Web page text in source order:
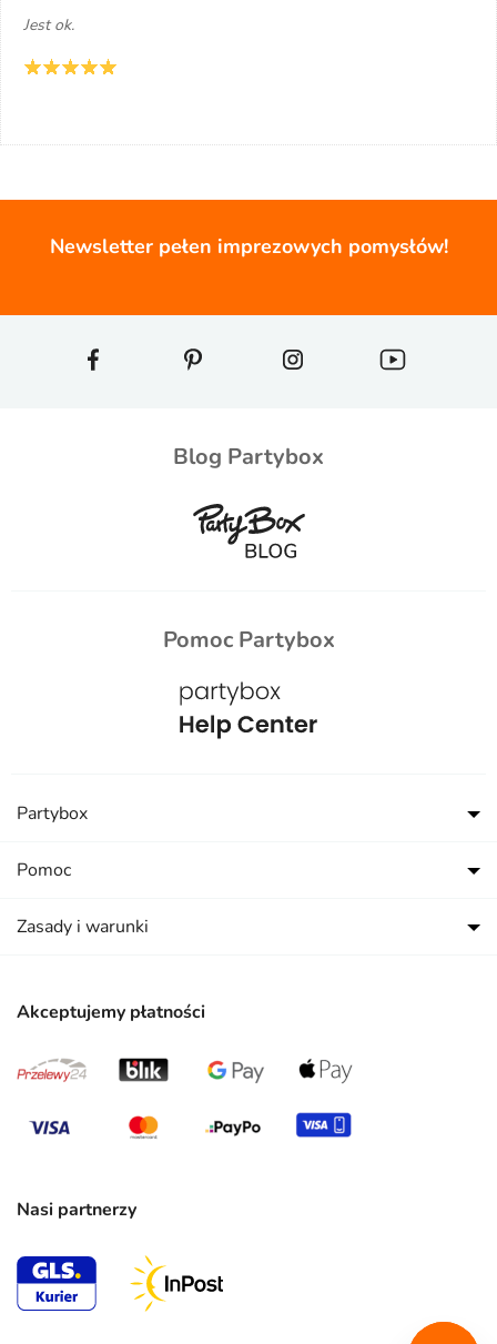
Jest ok.
Newsletter pełen imprezowych pomysłów!
Blog Partybox
Pomoc Partybox
Akceptujemy płatności
Nasi partnerzy
Partybox
Pomoc
Zasady i warunki